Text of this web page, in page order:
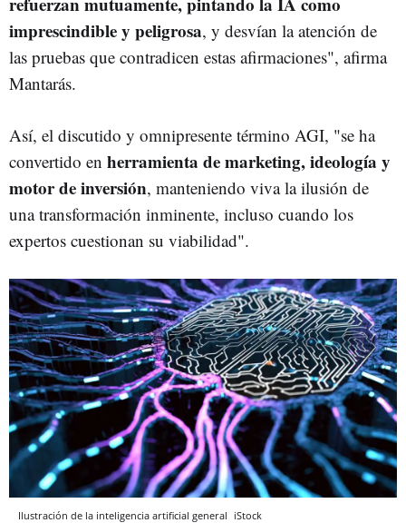
imprescindible y peligrosa, y desvían la atención de
las pruebas que contradicen estas afirmaciones", afirma
Mantarás.
Así, el discutido y omnipresente término AGI, "se ha
convertido en herramienta de marketing, ideología y
motor de inversión, manteniendo viva la ilusión de
una transformación inminente, incluso cuando los
expertos cuestionan su viabilidad".
Ilustración de la inteligencia artificial general iStock